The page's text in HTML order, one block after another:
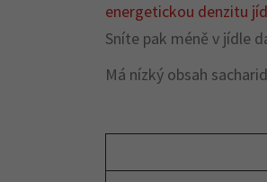
energetickou denzitu
Sníte pak méně v jídle
Má nízký obsah